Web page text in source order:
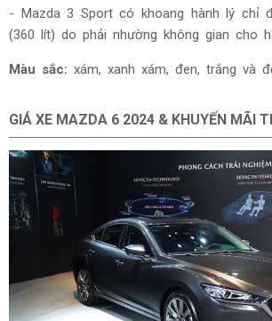
- Mazda 3 Sport có khoang hành lý chỉ
(360 lít) do phải nhường không gian cho
Màu sắc: xám, xanh xám, đen, trắng và
GIÁ XE MAZDA 6 2024 & KHUYẾN MÃI